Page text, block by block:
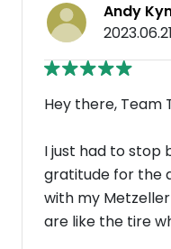
Andy
2023.06.21
Hey there, Team
I just had to stop
gratitude for the
with my Metzeller
are like the tire